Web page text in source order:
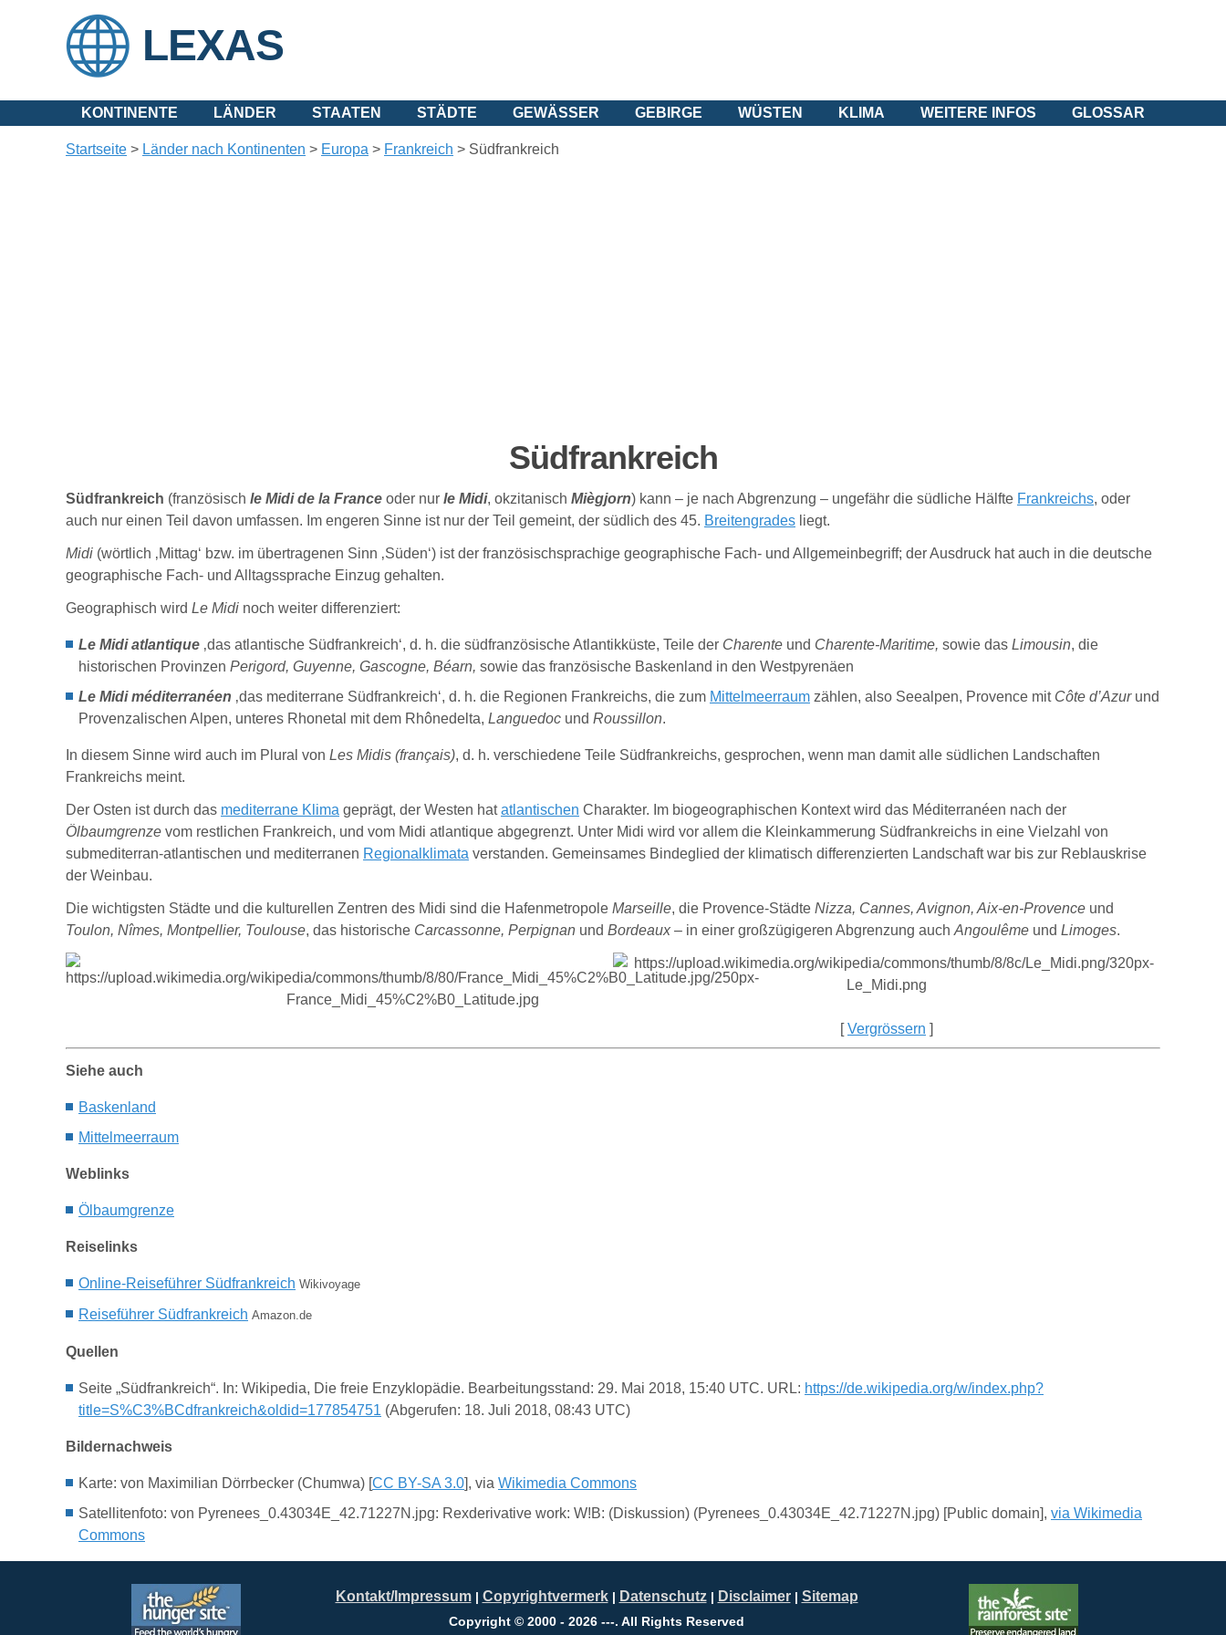
LEXAS
KONTINENTE LÄNDER STAATEN STÄDTE GEWÄSSER GEBIRGE WÜSTEN KLIMA WEITERE INFOS GLOSSAR
Startseite > Länder nach Kontinenten > Europa > Frankreich > Südfrankreich
Südfrankreich
Südfrankreich (französisch le Midi de la France oder nur le Midi, okzitanisch Miègjorn) kann – je nach Abgrenzung – ungefähr die südliche Hälfte Frankreichs, oder
auch nur einen Teil davon umfassen. Im engeren Sinne ist nur der Teil gemeint, der südlich des 45. Breitengrades liegt.
Midi (wörtlich ‚Mittag‘ bzw. im übertragenen Sinn ‚Süden‘) ist der französischsprachige geographische Fach- und Allgemeinbegriff; der Ausdruck hat auch in die deutsche
geographische Fach- und Alltagssprache Einzug gehalten.
Geographisch wird Le Midi noch weiter differenziert:
Le Midi atlantique ‚das atlantische Südfrankreich‘, d. h. die südfranzösische Atlantikküste, Teile der Charente und Charente-Maritime, sowie das Limousin, die
historischen Provinzen Perigord, Guyenne, Gascogne, Béarn, sowie das französische Baskenland in den Westpyrenäen
Le Midi méditerranéen ‚das mediterrane Südfrankreich‘, d. h. die Regionen Frankreichs, die zum Mittelmeerraum zählen, also Seealpen, Provence mit Côte d’Azur und
Provenzalischen Alpen, unteres Rhonetal mit dem Rhônedelta, Languedoc und Roussillon.
In diesem Sinne wird auch im Plural von Les Midis (français), d. h. verschiedene Teile Südfrankreichs, gesprochen, wenn man damit alle südlichen Landschaften
Frankreichs meint.
Der Osten ist durch das mediterrane Klima geprägt, der Westen hatatlantischen Charakter. Im biogeographischen Kontext wird das Méditerranéen nach der
Ölbaumgrenze vom restlichen Frankreich, und vom Midi atlantique abgegrenzt. Unter Midi wird vor allem die Kleinkammerung Südfrankreichs in eine Vielzahl von
submediterran-atlantischen und mediterranen Regionalklimata verstanden. Gemeinsames Bindeglied der klimatisch differenzierten Landschaft war bis zur Reblauskrise
der Weinbau.
Die wichtigsten Städte und die kulturellen Zentren des Midi sind die Hafenmetropole Marseille, die Provence-Städte Nizza, Cannes, Avignon, Aix-en-Provence und
Toulon, Nîmes, Montpellier, Toulouse, das historische Carcassonne, Perpignan und Bordeaux – in einer großzügigeren Abgrenzung auch Angoulême und Limoges.
[Vergrössern ]
Siehe auch
Baskenland
Mittelmeerraum
Weblinks
Ölbaumgrenze
Reiselinks
Online-Reiseführer Südfrankreich Wikivoyage
Reiseführer Südfrankreich Amazon.de
Quellen
Seite „Südfrankreich“. In: Wikipedia, Die freie Enzyklopädie. Bearbeitungsstand: 29. Mai 2018, 15:40 UTC. URL: https://de.wikipedia.org/w/index.php?
title=S%C3%BCdfrankreich&oldid=177854751 (Abgerufen: 18. Juli 2018, 08:43 UTC)
Bildernachweis
Karte: von Maximilian Dörrbecker (Chumwa) [CC BY-SA 3.0], via Wikimedia Commons
Satellitenfoto: von Pyrenees_0.43034E_42.71227N.jpg: Rexderivative work: W!B: (Diskussion) (Pyrenees_0.43034E_42.71227N.jpg) [Public domain], via Wikimedia
Commons
Kontakt/Impressum| Copyrightvermerk| Datenschutz| Disclaimer| Sitemap
Copyright © 2000 - 2026 ---. All Rights Reserved